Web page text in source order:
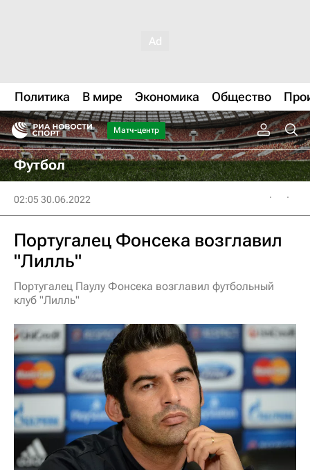
Политика В мире Экономика Общество
Матч-центр
Футбол
02:05 30.06.2022
Португалец Фонсека возглавил
"Лилль"
Португалец Паулу Фонсека возглавил футбольный
клуб "Лилль"